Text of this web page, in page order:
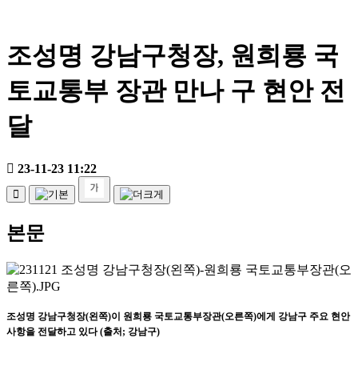
조성명 강남구청장, 원희룡 국
토교통부 장관 만나 구 현안 전
달
23-11-23 11:22
본문
조성명 강남구청장(왼쪽)이 원희룡 국토교통부장관(오른쪽)에게 강남구 주요 현안
사항을 전달하고 있다(출처; 강남구)